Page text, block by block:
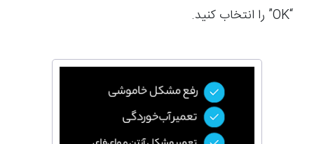
“OK” را انتخاب کنید.